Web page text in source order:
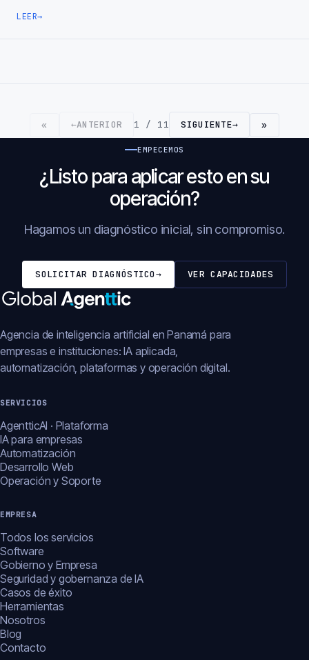
LEER→
« ←ANTERIOR 1 / 11 SIGUIENTE→ »
EMPECEMOS
¿Listo para aplicar esto en su
operación?
Hagamos un diagnóstico inicial, sin compromiso.
SOLICITAR DIAGNÓSTICO→ VER CAPACIDADES
Agencia de inteligencia artificial en Panamá para
empresas e instituciones: IA aplicada,
automatización, plataformas y operación digital.
SERVICIOS
AgentticAI · Plataforma
IA para empresas
Automatización
Desarrollo Web
Operación y Soporte
EMPRESA
Todos los servicios
Software
Gobierno y Empresa
Seguridad y gobernanza de IA
Casos de éxito
Herramientas
Nosotros
Blog
Contacto